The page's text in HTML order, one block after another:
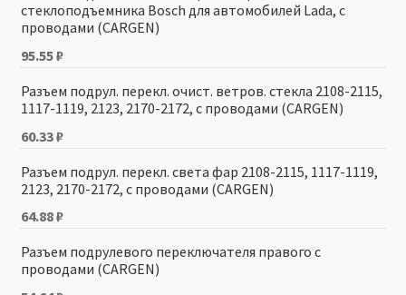
стеклоподъемника Bosch для автомобилей Lada, с
проводами (CARGEN)
95.55₽
Разъем подрул. перекл. очист. ветров. стекла 2108-2115,
1117-1119, 2123, 2170-2172, с проводами (CARGEN)
60.33₽
Разъем подрул. перекл. света фар 2108-2115, 1117-1119,
2123, 2170-2172, с проводами (CARGEN)
64.88₽
Разъем подрулевого переключателя правого с
проводами (CARGEN)